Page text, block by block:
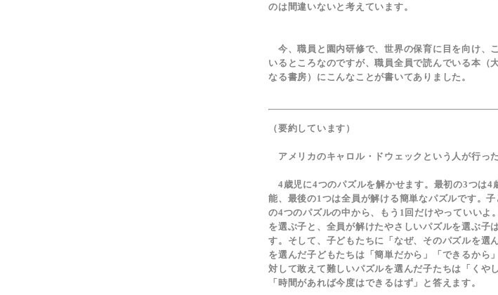
のは間違いないと考えています。
今、職員と園内研修で、世界の保育に目を向け、
いるところなのですが、職員全員で読んでいる本（
なる書房）にこんなことが書いてありました。
（要約しています）
アメリカのキャロル・ドウェックという人が行っ
4歳児に4つのパズルを解かせます。最初の3つは4
能、最後の1つは全員が解ける簡単なパズルです。
の4つのパズルの中から、もう1回だけやっていいよ
を選ぶ子と、全員が解けたやさしいパズルを選ぶ子
す。そして、子どもたちに「なぜ、そのパズルを選
を選んだ子どもたちは「簡単だから」「できるから
対して敢えて難しいパズルを選んだ子たちは「くや
「時間があれば今度はできるはず」と答えます。